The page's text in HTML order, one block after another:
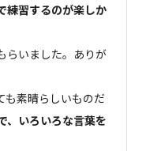
練習するのが楽しか
らいました。ありが
も素晴らしいものだ
、いろいろな言葉を